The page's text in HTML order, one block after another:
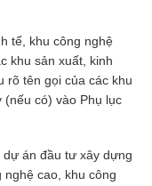
tế, khu công nghệ
khu sản xuất, kinh
rõ tên gọi của các khu
(nếu có) vào Phụ lục
án đầu tư xây dựng
nghệ cao, khu công